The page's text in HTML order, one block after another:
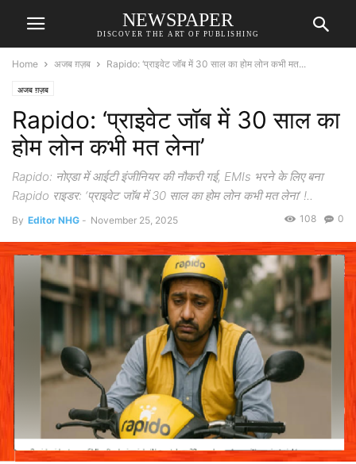
NEWSPAPER
DISCOVER THE ART OF PUBLISHING
Home अजब ग़ज़ब Rapido: ‘प्राइवेट जॉब में 30 साल का होम लोन कभी मत...
अजब ग़ज़ब
Rapido: ‘प्राइवेट जॉब में 30 साल का
होम लोन कभी मत लेना’
Rapido: नोएडा में आईटी इंजीनियर की नौकरी गई, EMIs भरने के लिए बना
Rapido राइडर: ‘प्राइवेट जॉब में 30 साल का होम लोन कभी मत लेना’ !..
By Editor NHG - November 25, 2025 0
108